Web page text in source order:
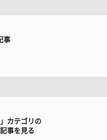
事
カテゴリの
事を見る